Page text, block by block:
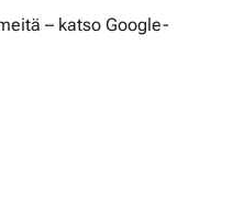
– katso Google-